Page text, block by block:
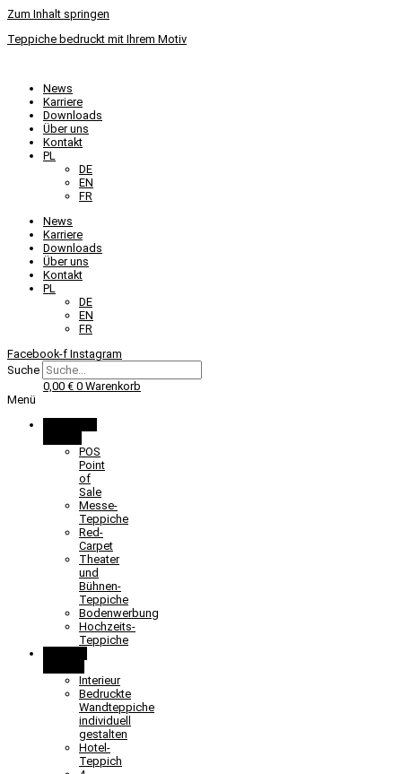
Zum Inhalt springen
Teppiche bedruckt mit Ihrem Motiv
News
Karriere
Downloads
Über uns
Kontakt
PL
DE
EN
FR
News
Karriere
Downloads
Über uns
Kontakt
PL
DE
EN
FR
Facebook-f Instagram
Suche
0,00 € 0 Warenkorb
Menü
POS
Point
of
Sale
Messe-
Teppiche
Red-
Carpet
Theater
und
Bühnen-
Teppiche
Bodenwerbung
Hochzeits-
Teppiche
Interieur
Bedruckte
Wandteppiche
individuell
gestalten
Hotel-
Teppich